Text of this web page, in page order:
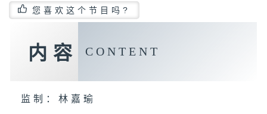
您喜欢这个节目吗?
内容 CONTENT
监制：林嘉瑜